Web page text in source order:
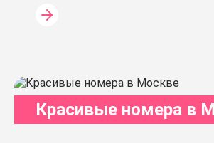
Красивые номера в